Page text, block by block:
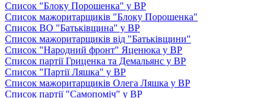
Список "Блоку Порошенка" у ВР
Список мажоритарщиків "Блоку Порошенка"
Список ВО "Батьківщина" у ВР
Список мажоритарщиків від "Батьківщини"
Список "Народний фронт" Яценюка у ВР
Список партії Гриценка та Демальянс у ВР
Список "Партії Ляшка" у ВР
Список мажоритарщиків Олега Ляшка у ВР
Список партії "Самопоміч" у ВР